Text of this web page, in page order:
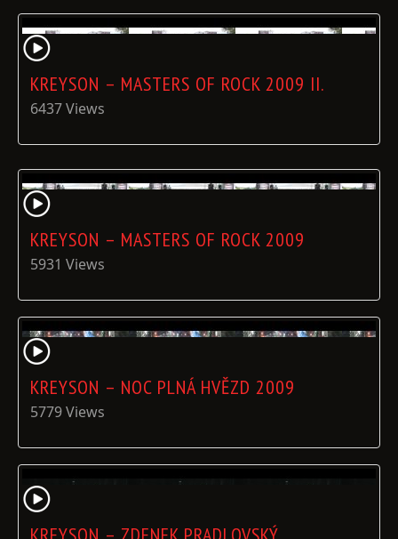
KREYSON – MASTERS OF ROCK 2009 II.
6437 Views
KREYSON – MASTERS OF ROCK 2009
5931 Views
KREYSON – NOC PLNÁ HVĚZD 2009
5779 Views